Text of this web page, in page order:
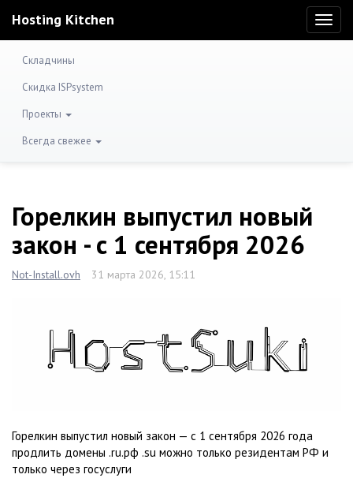
Hosting Kitchen
Складчины
Скидка ISPsystem
Проекты
Всегда свежее
Горелкин выпустил новый
закон - с 1 сентября 2026
Not-Install.ovh 31 марта 2026, 15:11
Горелкин выпустил новый закон — с 1 сентября 2026 года
продлить домены .ru.рф .su можно только резидентам РФ и
только через госуслуги